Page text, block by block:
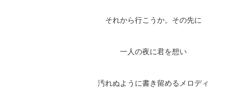
それから行こうか。その先に
一人の夜に君を想い
汚れぬように書き留めるメロディ